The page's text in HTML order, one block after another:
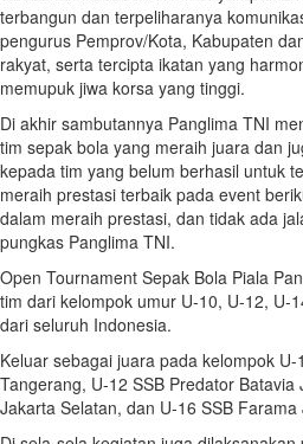
terbangun dan terpeliharanya
pengurus Pemprov/Kota, Kabupaten
rakyat, serta tercipta ikatan yang
memupuk jiwa korsa yang tinggi.
Di akhir sambutannya Panglima TNI
tim sepak bola yang meraih juara dan
kepada tim yang belum berhasil untuk
meraih prestasi terbaik pada event
dalam meraih prestasi, dan tidak ada
pungkas Panglima TNI.
Open Tournament Sepak Bola Piala
tim dari kelompok umur U-10, U-12, U-
dari seluruh Indonesia.
Keluar sebagai juara pada kelompok
Tangerang, U-12 SSB Predator
Jakarta Selatan, dan U-16 SSB Farama